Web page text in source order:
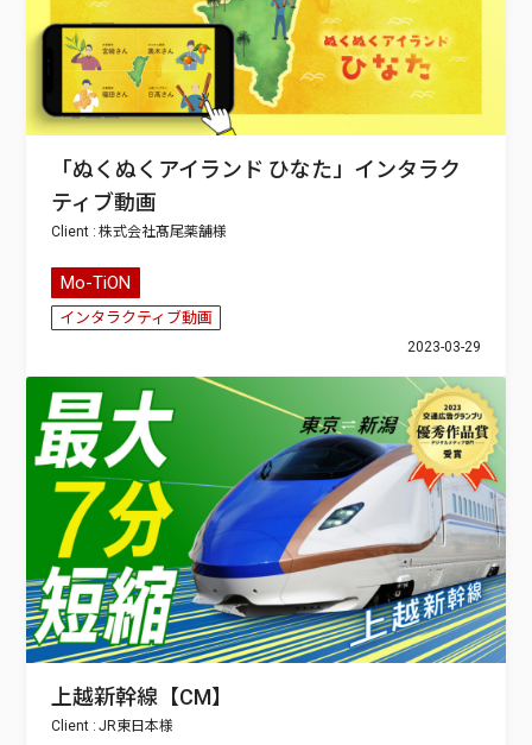
「ぬくぬくアイランド ひなた」インタラク
ティブ動画
株式会社髙尾薬舗
Mo-TiON
インタラクティブ動画
2023-03-29
上越新幹線【CM】
JR東日本